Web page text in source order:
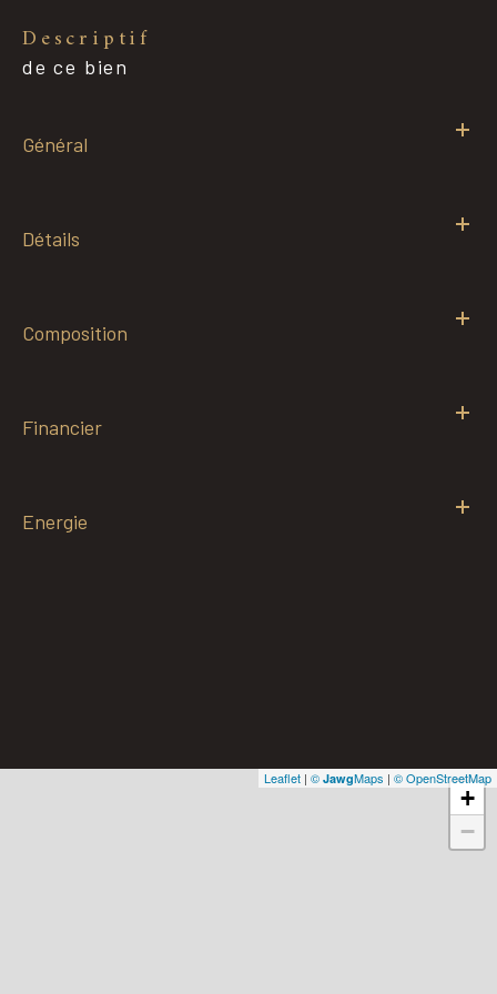
descriptif
de ce bien
Général
Détails
Composition
Financier
Energie
+
−
Leaflet | © JawgMaps | © OpenStreetMap